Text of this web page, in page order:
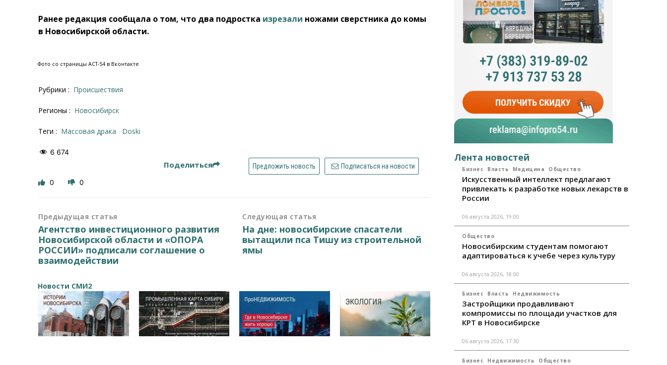
Ранее редакция сообщала о том, что два подростка изрезали ножами сверстника до комы
в Новосибирской области.
Фото со страницы АСТ-54 в Вконтакте
Рубрики : Происшествия
Регионы : Новосибирск
Теги : массовая драка Doski
6 674
Поделиться Предложить новость Подписаться на новости
0 0
Предыдущая статья
Агентство инвестиционного развития
Новосибирской области и «ОПОРА
РОССИИ» подписали соглашение о
взаимодействии
Следующая статья
На дне: новосибирские спасатели
вытащили пса Тишу из строительной
ямы
Новости СМИ2
Лента новостей
Бизнес Власть Медицина Общество
Искусственный интеллект предлагают
привлекать к разработке новых лекарств в
России
06 августа 2026, 19:00
Общество
Новосибирским студентам помогают
адаптироваться к учебе через культуру
06 августа 2026, 18:00
Бизнес Власть Недвижимость
Застройщики продавливают
компромиссы по площади участков для
КРТ в Новосибирске
06 августа 2026, 17:30
Бизнес Недвижимость Общество